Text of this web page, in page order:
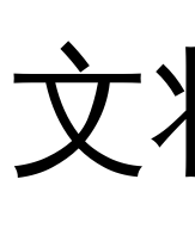
文